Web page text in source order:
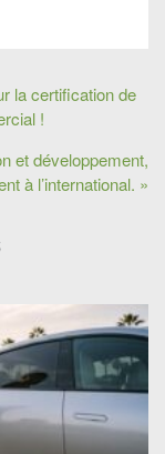
la certification de
!
et développement,
à l’international. »